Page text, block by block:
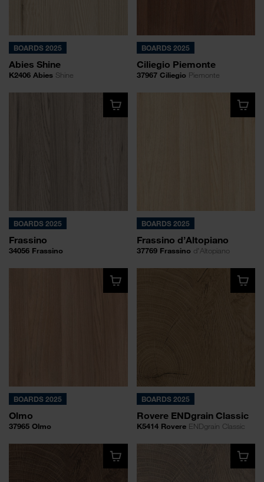
BOARDS 2025
Abies Shine
K2406 Abies Shine
BOARDS 2025
Ciliegio Piemonte
37967 Ciliegio Piemonte
BOARDS 2025
Frassino
34056 Frassino
BOARDS 2025
Frassino d’Altopiano
37769 Frassino d’Altopiano
BOARDS 2025
Olmo
37965 Olmo
BOARDS 2025
Rovere ENDgrain Classic
K5414 RovereENDgrain Classic